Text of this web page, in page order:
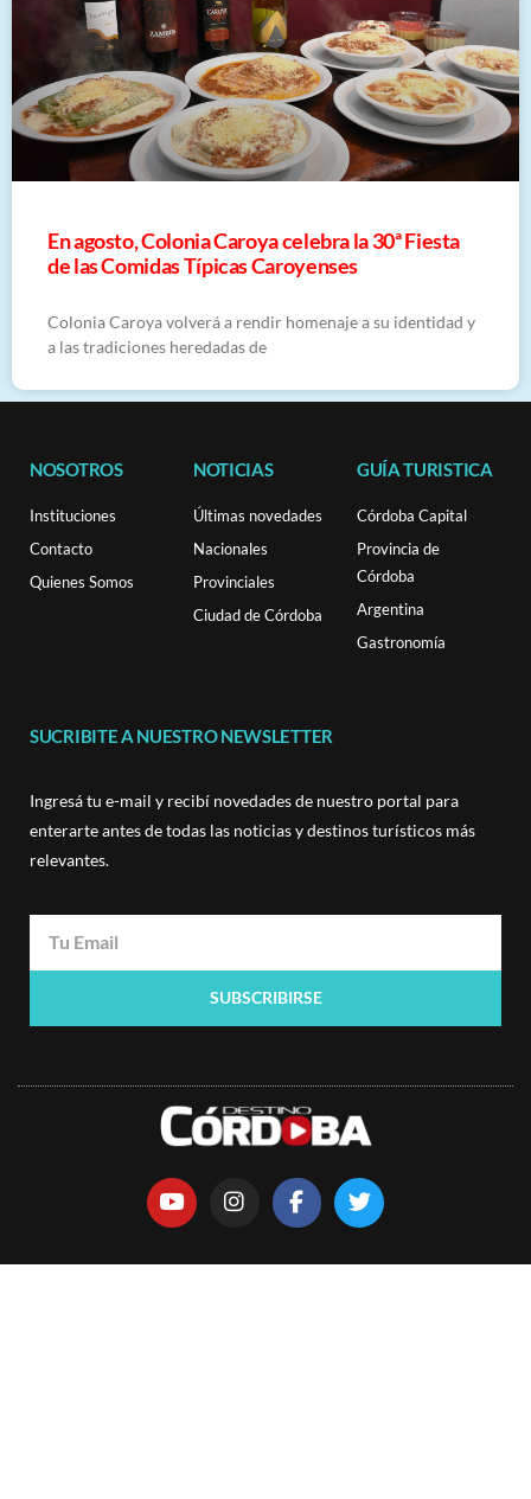
En agosto, Colonia Caroya celebra la 30ª Fiesta
de las Comidas Típicas Caroyenses
Colonia Caroya volverá a rendir homenaje a su identidad y
a las tradiciones heredadas de
NOSOTROS
Instituciones
Contacto
Quienes Somos
NOTICIAS
Últimas novedades
Nacionales
Provinciales
Ciudad de Córdoba
GUÍA TURISTICA
Córdoba Capital
Provincia de
Córdoba
Argentina
Gastronomía
SUCRIBITE A NUESTRO NEWSLETTER
Ingresá tu e-mail y recibí novedades de nuestro portal para
enterarte antes de todas las noticias y destinos turísticos más
relevantes.
SUBSCRIBIRSE